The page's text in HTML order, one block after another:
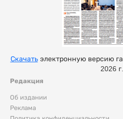
Редакция
Об издании
Реклама
Скачатьэлектронную версию
2026 г.